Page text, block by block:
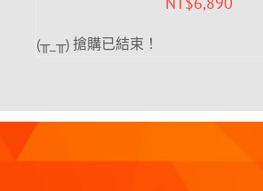
(╥_╥) 搶購已結束！